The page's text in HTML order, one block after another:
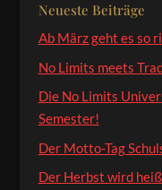
Neueste Beiträge
Ab März geht es so
No Limits meets
Die No Limits
Semester!
Der Motto-Tag
Der Herbst wird